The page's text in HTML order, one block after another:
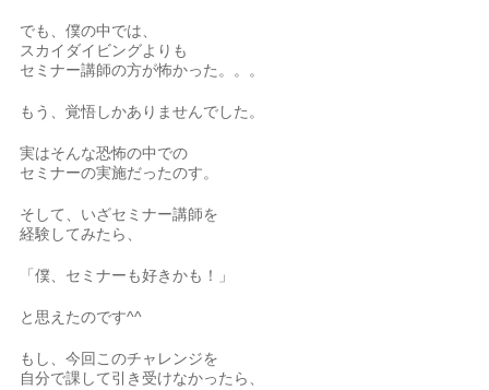
でも、僕の中では、
スカイダイビングよりも
セミナー講師の方が怖かった。。。
もう、覚悟しかありませんでした。
実はそんな恐怖の中での
セミナーの実施だったのす。
そして、いざセミナー講師を
経験してみたら、
「僕、セミナーも好きかも！」
と思えたのです^^
もし、今回このチャレンジを
自分で課して引き受けなかったら、